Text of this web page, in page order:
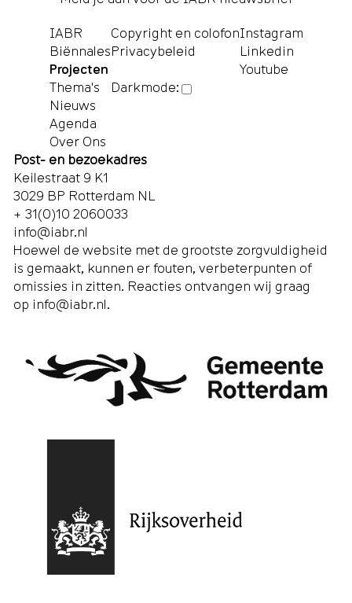
IABR
Biënnales
Projecten
Thema's
Nieuws
Agenda
Over Ons
Copyright en colofon
Privacybeleid
Darkmode:
Instagram
Linkedin
Youtube
Post- en bezoekadres
Keilestraat 9 K1
3029 BP Rotterdam NL
+ 31(0)10 2060033
info@iabr.nl
Hoewel de website met de grootste zorgvuldigheid
is gemaakt, kunnen er fouten, verbeterpunten of
omissies in zitten. Reacties ontvangen wij graag
op info@iabr.nl.